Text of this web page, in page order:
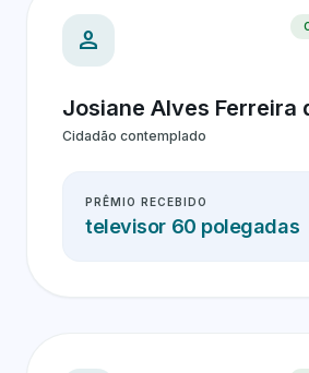
person
Josiane Alves Ferreira
Cidadão contemplado
PRÊMIO RECEBIDO
televisor 60 polegadas